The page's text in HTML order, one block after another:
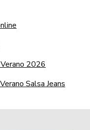
2026
Salsa Jeans